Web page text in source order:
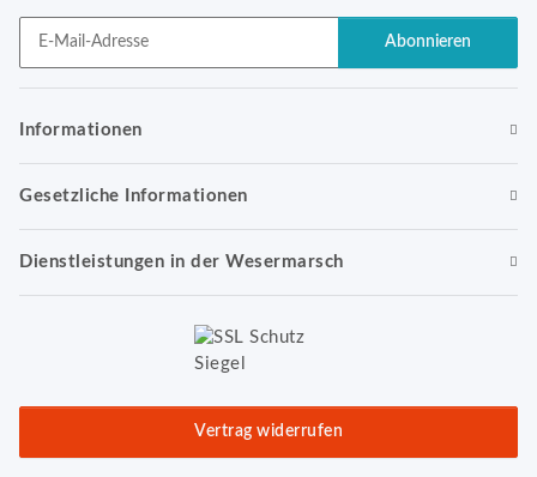
Abonnieren
Informationen
Gesetzliche Informationen
Dienstleistungen in der Wesermarsch
Vertrag widerrufen